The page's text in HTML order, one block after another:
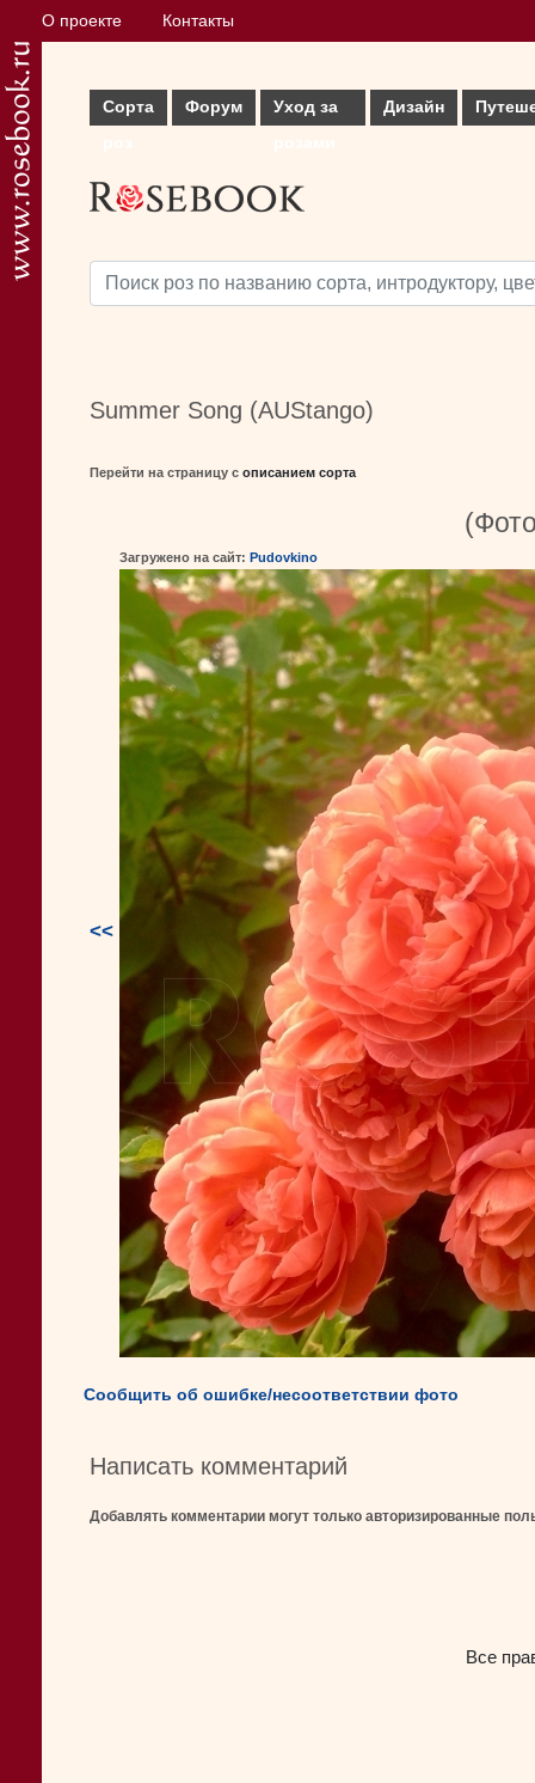
О проекте Контакты
Сорта
Форум
Уход за
Дизайн
Summer Song (AUStango)
Перейти на страницу с описанием сорта
<<
Загружено на сайт: Pudovkino
Сообщить об ошибке/несоответствии фото
Написать комментарий
Добавлять комментарии могут только авторизированные
Все